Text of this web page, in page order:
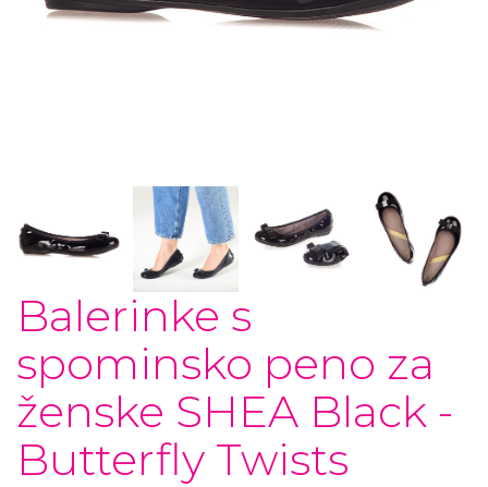
Balerinke s
spominsko peno za
ženske SHEA Black -
Butterfly Twists